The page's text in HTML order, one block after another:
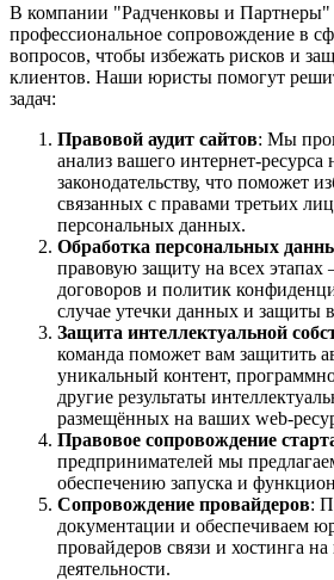
В компании "Радченковы и Партнеры"
профессиональное сопровождение в
вопросов, чтобы избежать рисков и
клиентов. Наши юристы помогут
задач:
Правовой аудит сайтов: Мы
анализ вашего интернет-ресурса
законодательству, что поможет
связанных с правами третьих
персональных данных.
Обработка персональных
правовую защиту на всех этапах
договоров и политик
случае утечки данных и защиты
Защита интеллектуальной
команда поможет вам защитить
уникальный контент,
другие результаты
размещённых на ваших web-
Правовое сопровождение
предпринимателей мы
обеспечению запуска и
Сопровождение провайдеров:
документации и обеспечиваем
провайдеров связи и хостинга
деятельности.